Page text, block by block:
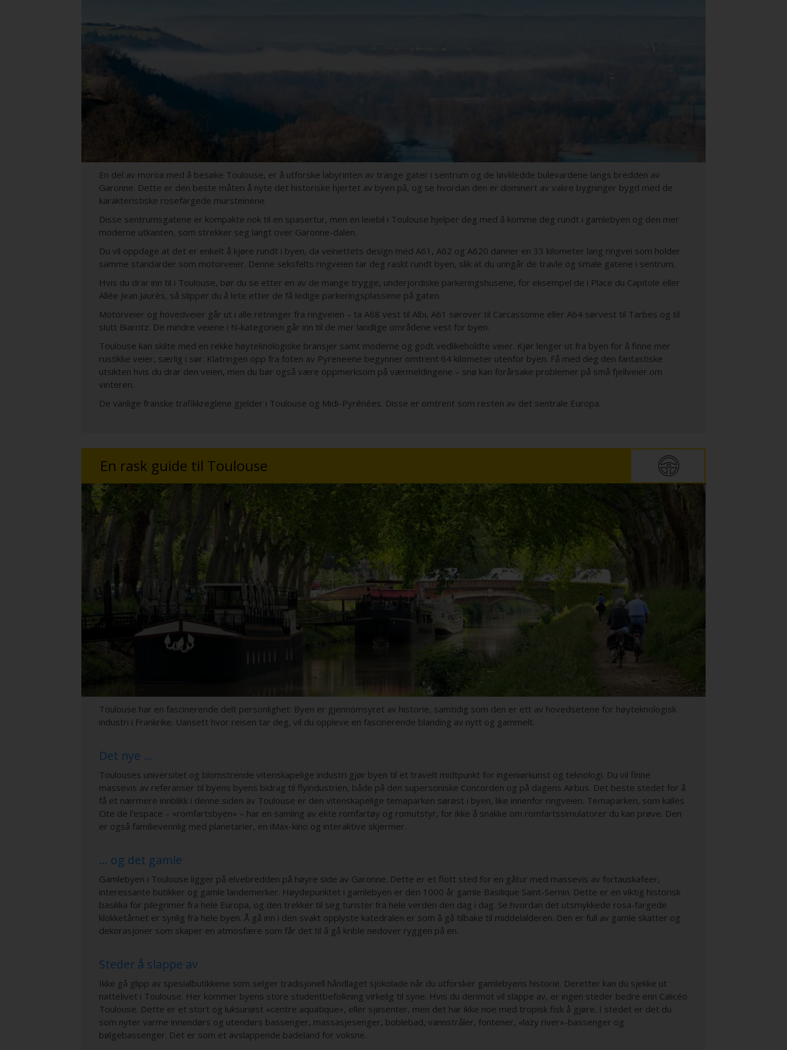
En del av moroa med å besøke Toulouse, er å utforske labyrinten av trange gater i sentrum og de løvkledde bulevardene langs bredden av
Garonne. Dette er den beste måten å nyte det historiske hjertet av byen på, og se hvordan den er dominert av vakre bygninger bygd med de
karakteristiske rosefargede mursteinene.
Disse sentrumsgatene er kompakte nok til en spasertur, men en leiebil i Toulouse hjelper deg med å komme deg rundt i gamlebyen og den mer
moderne utkanten, som strekker seg langt over Garonne-dalen.
Du vil oppdage at det er enkelt å kjøre rundt i byen, da veinettets design med A61, A62 og A620 danner en 33 kilometer lang ringvei som holder
samme standarder som motorveier. Denne seksfelts ringveien tar deg raskt rundt byen, slik at du unngår de travle og smale gatene i sentrum.
Hvis du drar inn til i Toulouse, bør du se etter en av de mange trygge, underjordiske parkeringshusene, for eksempel de i Place du Capitole eller
Allée Jean Jaurès, så slipper du å lete etter de få ledige parkeringsplassene på gaten.
Motorveier og hovedveier går ut i alle retninger fra ringveien – ta A68 vest til Albi, A61 sørover til Carcassonne eller A64 sørvest til Tarbes og til
slutt Biarritz. De mindre veiene i N-kategorien går inn til de mer landlige områdene vest for byen.
Toulouse kan skilte med en rekke høyteknologiske bransjer samt moderne og godt vedlikeholdte veier. Kjør lenger ut fra byen for å finne mer
rustikke veier, særlig i sør. Klatringen opp fra foten av Pyreneene begynner omtrent 64 kilometer utenfor byen. Få med deg den fantastiske
utsikten hvis du drar den veien, men du bør også være oppmerksom på værmeldingene – snø kan forårsake problemer på små fjellveier om
vinteren.
De vanlige franske trafikkreglene gjelder i Toulouse og Midi-Pyrénées. Disse er omtrent som resten av det sentrale Europa.
En rask guide til Toulouse
Toulouse har en fascinerende delt personlighet: Byen er gjennomsyret av historie, samtidig som den er ett av hovedsetene for høyteknologisk
industri i Frankrike. Uansett hvor reisen tar deg, vil du oppleve en fascinerende blanding av nytt og gammelt.
Det nye …
Toulouses universitet og blomstrende vitenskapelige industri gjør byen til et travelt midtpunkt for ingeniørkunst og teknologi. Du vil finne
massevis av referanser til byens byens bidrag til flyindustrien, både på den supersoniske Concorden og på dagens Airbus. Det beste stedet for å
få et nærmere innblikk i denne siden av Toulouse er den vitenskapelige temaparken sørøst i byen, like innenfor ringveien. Temaparken, som kalles
Cite de l’espace – «romfartsbyen» – har en samling av ekte romfartøy og romutstyr, for ikke å snakke om romfartssimulatorer du kan prøve. Den
er også familievennlig med planetarier, en iMax-kino og interaktive skjermer.
… og det gamle
Gamlebyen i Toulouse ligger på elvebredden på høyre side av Garonne. Dette er et flott sted for en gåtur med massevis av fortauskafeer,
interessante butikker og gamle landemerker. Høydepunktet i gamlebyen er den 1000 år gamle Basilique Saint-Sernin. Dette er en viktig historisk
basilika for pilegrimer fra hele Europa, og den trekker til seg turister fra hele verden den dag i dag. Se hvordan det utsmykkede rosa-fargede
klokketårnet er synlig fra hele byen. Å gå inn i den svakt opplyste katedralen er som å gå tilbake til middelalderen. Den er full av gamle skatter og
dekorasjoner som skaper en atmosfære som får det til å gå krible nedover ryggen på en.
Steder å slappe av
Ikke gå glipp av spesialbutikkene som selger tradisjonell håndlaget sjokolade når du utforsker gamlebyens historie. Deretter kan du sjekke ut
nattelivet i Toulouse. Her kommer byens store studentbefolkning virkelig til syne. Hvis du derimot vil slappe av, er ingen steder bedre enn Calicéo
Toulouse. Dette er et stort og luksuriøst «centre aquatique», eller sjøsenter, men det har ikke noe med tropisk fisk å gjøre. I stedet er det du
som nyter varme innendørs og utendørs bassenger, massasjesenger, boblebad, vannstråler, fontener, «lazy river»-bassenger og
bølgebassenger. Det er som et avslappende badeland for voksne.